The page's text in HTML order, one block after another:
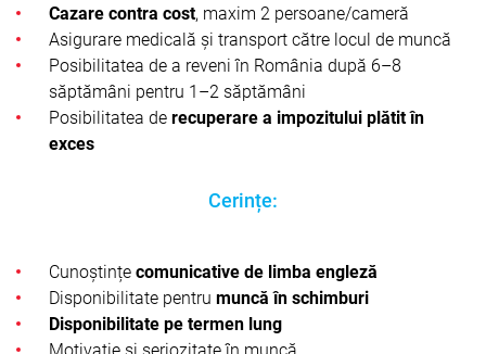
Cazare contra cost, maxim 2 persoane/cameră
Asigurare medicală și transport către locul de muncă
Posibilitatea de a reveni în România după 6–8
săptămâni pentru 1–2 săptămâni
Posibilitatea de recuperare a impozitului plătit în
exces
Cerințe:
Cunoștințe comunicative de limba engleză
Disponibilitate pentru muncă în schimburi
Disponibilitate pe termen lung